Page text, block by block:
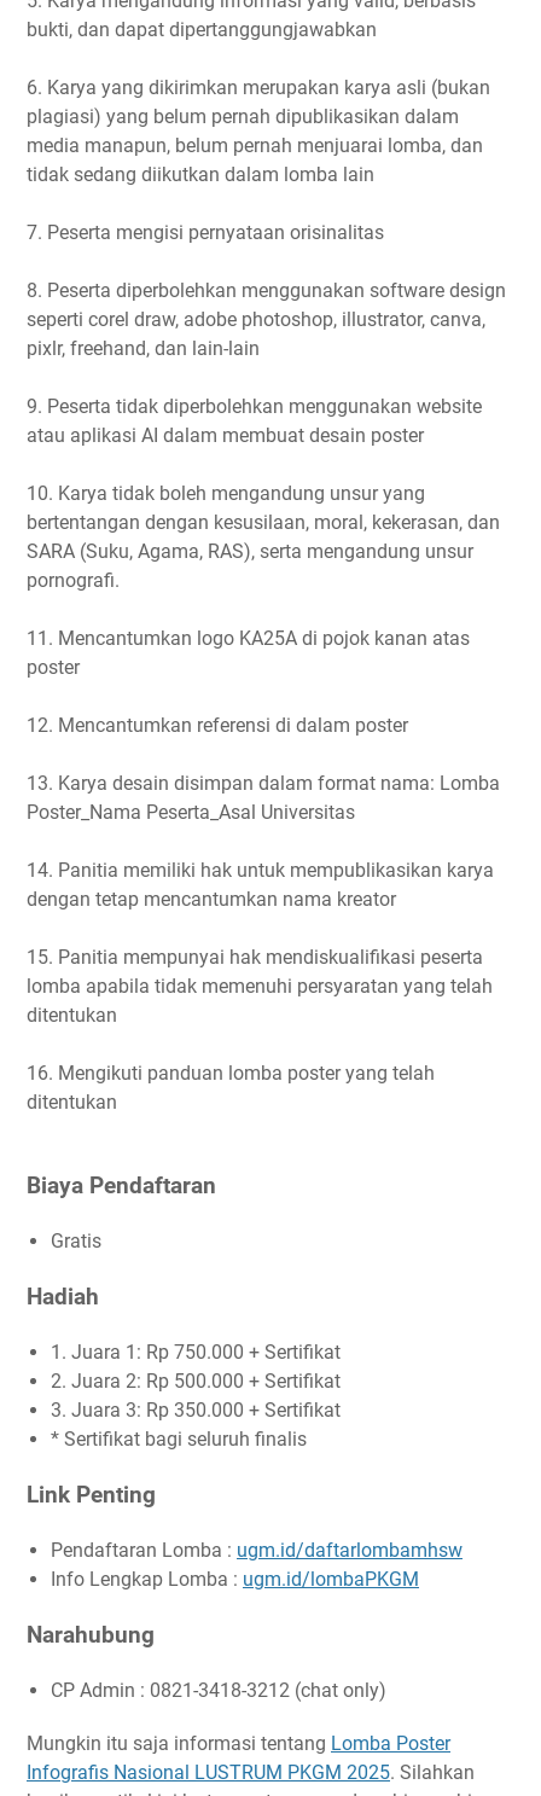
bukti, dan dapat dipertanggungjawabkan
6. Karya yang dikirimkan merupakan karya asli (bukan
plagiasi) yang belum pernah dipublikasikan dalam
media manapun, belum pernah menjuarai lomba, dan
tidak sedang diikutkan dalam lomba lain
7. Peserta mengisi pernyataan orisinalitas
8. Peserta diperbolehkan menggunakan software design
seperti corel draw, adobe photoshop, illustrator, canva,
pixlr, freehand, dan lain-lain
9. Peserta tidak diperbolehkan menggunakan website
atau aplikasi AI dalam membuat desain poster
10. Karya tidak boleh mengandung unsur yang
bertentangan dengan kesusilaan, moral, kekerasan, dan
SARA (Suku, Agama, RAS), serta mengandung unsur
pornografi.
11. Mencantumkan logo KA25A di pojok kanan atas
poster
12. Mencantumkan referensi di dalam poster
13. Karya desain disimpan dalam format nama: Lomba
Poster_Nama Peserta_Asal Universitas
14. Panitia memiliki hak untuk mempublikasikan karya
dengan tetap mencantumkan nama kreator
15. Panitia mempunyai hak mendiskualifikasi peserta
lomba apabila tidak memenuhi persyaratan yang telah
ditentukan
16. Mengikuti panduan lomba poster yang telah
ditentukan
Biaya Pendaftaran
Gratis
Hadiah
1. Juara 1: Rp 750.000 + Sertifikat
2. Juara 2: Rp 500.000 + Sertifikat
3. Juara 3: Rp 350.000 + Sertifikat
* Sertifikat bagi seluruh finalis
Link Penting
Pendaftaran Lomba : ugm.id/daftarlombamhsw
Info Lengkap Lomba : ugm.id/lombaPKGM
Narahubung
CP Admin : 0821-3418-3212 (chat only)
Mungkin itu saja informasi tentang Lomba Poster
Infografis Nasional LUSTRUM PKGM 2025. Silahkan